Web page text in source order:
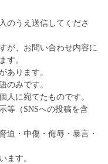
のうえ送信してくださ
が、お問い合わせ内容に
す。
あります。
のみです。
人に宛てたものです。
等（SNSへの投稿を含
迫・中傷・侮辱・暴言・
ます。